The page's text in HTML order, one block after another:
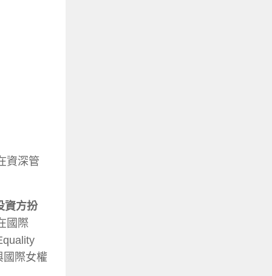
資深管
資方扮
國際
國際女權